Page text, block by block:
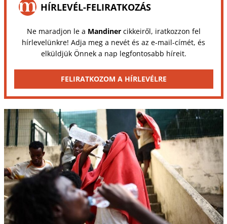
HÍRLEVÉL-FELIRATKOZÁS
Ne maradjon le a Mandinercikkeiről, iratkozzon fel
hírlevelünkre! Adja meg a nevét és az e-mail-címét, és
elküldjük Önnek a nap legfontosabb híreit.
FELIRATKOZOM A HÍRLEVÉLRE